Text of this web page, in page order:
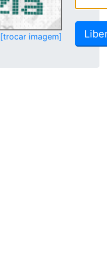
[trocar imagem]